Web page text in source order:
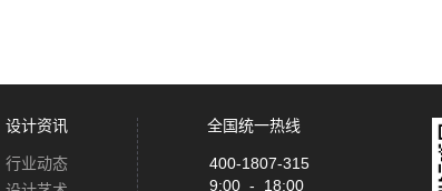
设计资讯
行业动态
全国统一热线
400-1807-315
9:00 - 18:00